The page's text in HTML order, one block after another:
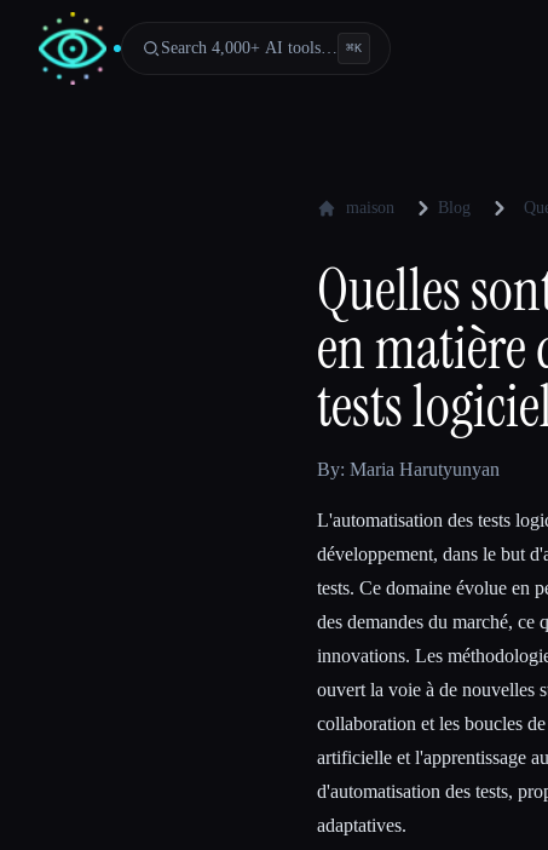
Search 4,000+ AI tools… ⌘K
maison Blog
Quelles
en matière
tests
By: Maria Harutyunyan
L'automatisation des tests
développement, dans le but
tests. Ce domaine évolue en
des demandes du marché, ce
innovations. Les
ouvert la voie à de nouvelles
collaboration et les boucles
artificielle et l'apprentissage
d'automatisation des tests,
adaptatives.